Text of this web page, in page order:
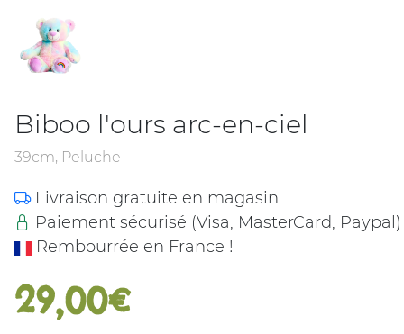
Biboo l'ours arc-en-ciel
39cm, Peluche
Livraison gratuite en magasin
Paiement sécurisé (Visa, MasterCard, Paypal)
Rembourrée en France !
29,00€